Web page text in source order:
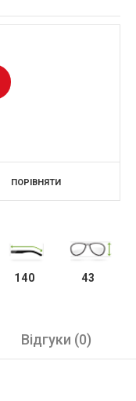
ПОРІВНЯТИ
140 43
Відгуки (0)